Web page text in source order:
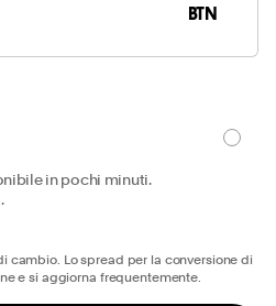
BTN
in pochi minuti.
cambio. Lo spread per la conversione di
e si aggiorna frequentemente.